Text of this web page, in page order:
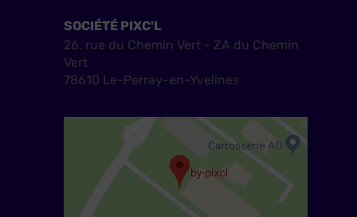
SOCIÉTÉ PIXC'L
26, rue du Chemin Vert - ZA du Chemin
Vert
78610 Le-Perray-en-Yvelines